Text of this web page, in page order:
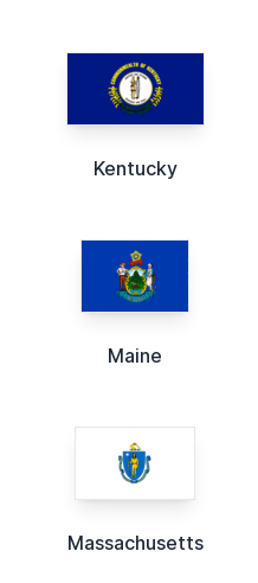
Kentucky
Maine
Massachusetts